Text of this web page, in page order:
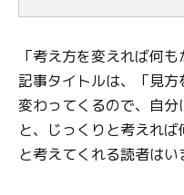
「考え方を変えれば何
記事タイトルは、「見
変わってくるので、自分
と、じっくりと考えれ
と考えてくれる読者はい